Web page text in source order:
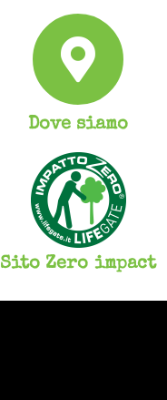
Dove siamo
Sito Zero impact